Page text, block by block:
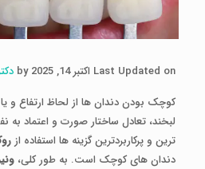
Last Updated on اکتبر 14, 2025 by
کوچک بودن دندان ها از لحاظ ارتفاع و
لبخند، تعادل ساختار صورت و اعتماد به
ترین و پرکاربردترین گزینه ها استفاده از
دندان های کوچک است. به طور کلی،